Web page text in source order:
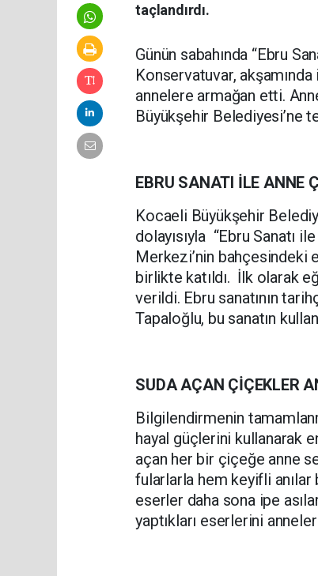
taçlandırdı.
Günün sabahında “Ebru
Konservatuvar,
annelere armağan etti.
Büyükşehir Belediyesi’ne
EBRU SANATI İLE ANNE
Kocaeli Büyükşehir
dolayısıyla “Ebru Sanatı
Merkezi’nin bahçesindeki
birlikte katıldı. İlk olarak
verildi. Ebru sanatının
Tapaloğlu, bu sanatın
SUDA AÇAN ÇİÇEKLER
Bilgilendirmenin
hayal güçlerini kullanarak
açan her bir çiçeğe anne
fularlarla hem keyifli anılar
eserler daha sona ipe
yaptıkları eserlerini